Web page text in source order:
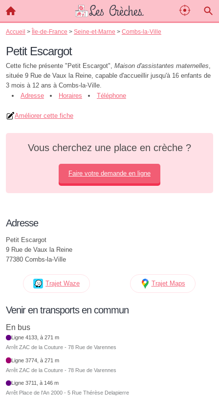
Accueil > Île-de-France > Seine-et-Marne > Combs-la-Ville
Petit Escargot
Cette fiche présente "Petit Escargot", Maison d'assistantes maternelles,
située 9 Rue de Vaux la Reine, capable d'accueillir jusqu'à 16 enfants de
3 mois à 12 ans à Combs-la-Ville.
Adresse
Horaires Téléphone
Améliorer cette fiche
Vous cherchez une place en crèche ?
Faire votre demande en ligne
Adresse
Petit Escargot
9 Rue de Vaux la Reine
77380 Combs-la-Ville
Trajet Waze Trajet Maps
Venir en transports en commun
En bus
Ligne 4133, à 271 m
Arrêt ZAC de la Couture - 78 Rue de Varennes
Ligne 3774, à 271 m
Arrêt ZAC de la Couture - 78 Rue de Varennes
Ligne 3711, à 146 m
Arrêt Place de l'An 2000 - 5 Rue Thérèse Delapierre